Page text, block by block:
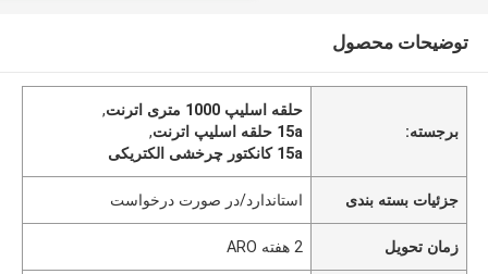
توضیحات محصول
برجسته:
حلقه اسلیپ 1000 متری اترنت
,
15a حلقه اسلیپ اترنت
,
15a کانکتور چرخشی الکتریکی
جزئیات بسته بندی استاندارد/در صورت درخواست
زمان تحویل 2 هفته ARO